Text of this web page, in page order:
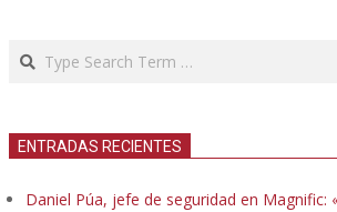
Search
ENTRADAS RECIENTES
Daniel Púa, jefe de seguridad en Magnific: